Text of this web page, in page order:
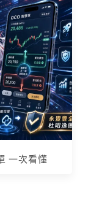
一次看懂